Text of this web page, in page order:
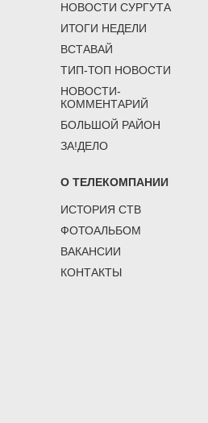
НОВОСТИ СУРГУТА
ИТОГИ НЕДЕЛИ
ВСТАВАЙ
ТИП-ТОП НОВОСТИ
НОВОСТИ-
КОММЕНТАРИЙ
БОЛЬШОЙ РАЙОН
ЗА!ДЕЛО
О ТЕЛЕКОМПАНИИ
ИСТОРИЯ СТВ
ФОТОАЛЬБОМ
ВАКАНСИИ
КОНТАКТЫ